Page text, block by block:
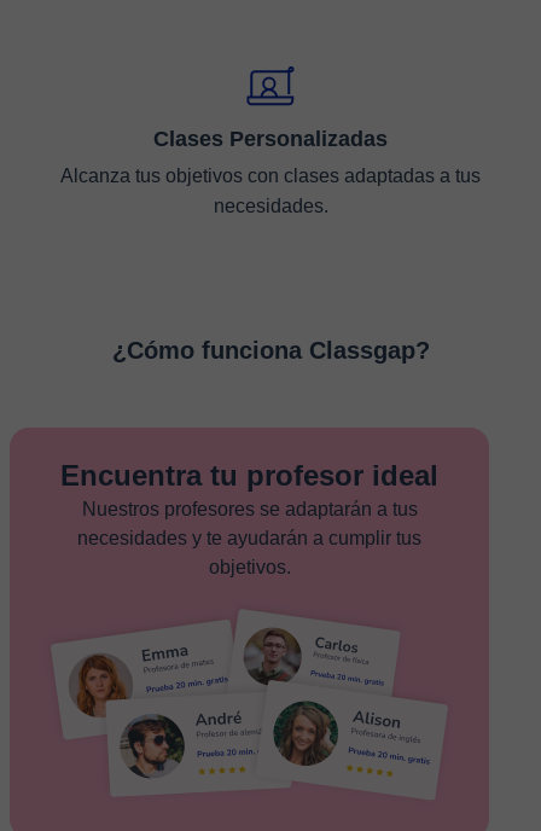
Clases Personalizadas
Alcanza tus objetivos con clases adaptadas a tus
necesidades.
¿Cómo funciona Classgap?
Encuentra tu profesor ideal
Nuestros profesores se adaptarán a tus
necesidades y te ayudarán a cumplir tus
objetivos.